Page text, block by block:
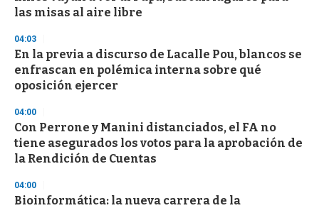
o
d
s
las misas al aire libre
04:03
En la previa a discurso de Lacalle Pou, blancos se
enfrascan en polémica interna sobre qué
oposición ejercer
04:00
Con Perrone y Manini distanciados, el FA no
tiene asegurados los votos para la aprobación de
la Rendición de Cuentas
04:00
Bioinformática: la nueva carrera de la